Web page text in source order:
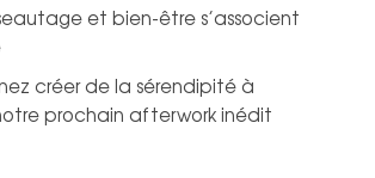
et bien-être s’associent
créer de la sérendipité à
prochain afterwork inédit